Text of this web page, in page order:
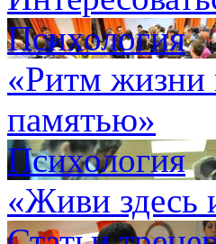
Психология
«Ритм жизни
памятью»
Психология
«Живи здесь